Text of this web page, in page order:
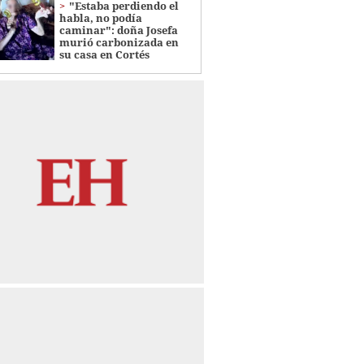
"Estaba perdiendo el
habla, no podía
caminar": doña Josefa
murió carbonizada en
su casa en Cortés